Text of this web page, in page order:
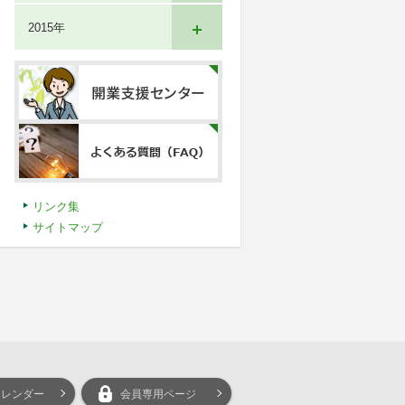
2015年
リンク集
サイトマップ
ンダー 会員専用ページ